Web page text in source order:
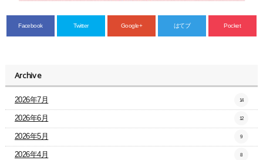
Facebook Twitter Google+ はてブ Pocket
Archive
2026年7月 14
2026年6月 12
2026年5月 9
2026年4月 8